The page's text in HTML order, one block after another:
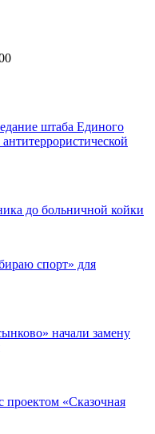
штаба Единого
до больничной койки
спорт» для
начали замену
проектом «Сказочная